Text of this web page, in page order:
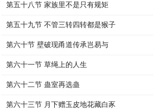
第五十八节 家族里不是只有规矩
第五十九节 不管三转四转都是猴子
第六十节 壁破现甬道传承岂易与
第六十一节 草绳上的人生
第六十二节 蛊室再选蛊
第六十三节 月下赠玉皮地花藏白豕